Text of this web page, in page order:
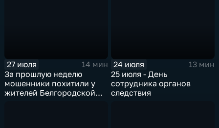
27 июля
14 мин
За прошлую неделю
мошенники похитили у
жителей Белгородской
24 июля
13 мин
25 июля - День
сотрудника органов
следствия